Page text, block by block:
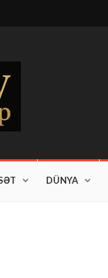
DÜNYA